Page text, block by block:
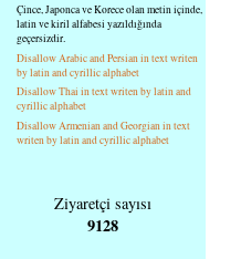
Çince, Japonca ve Korece olan metin içinde,
latin ve kiril alfabesi yazıldığında
geçersizdir.
Disallow Arabic and Persian in text writen
by latin and cyrillic alphabet
Disallow Thai in text writen by latin and
cyrillic alphabet
Disallow Armenian and Georgian in text
writen by latin and cyrillic alphabet
Ziyaretçi sayısı
9128